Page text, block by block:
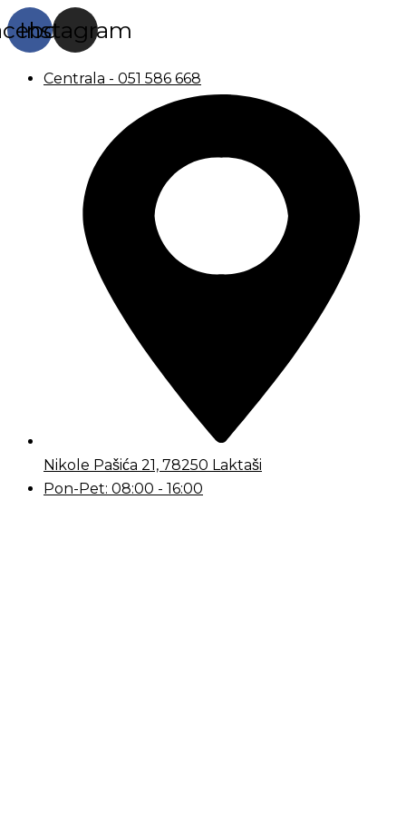
Instagram
Centrala - 051 586 668
Nikole Pašića 21, 78250 Laktaši
Pon-Pet: 08:00 - 16:00